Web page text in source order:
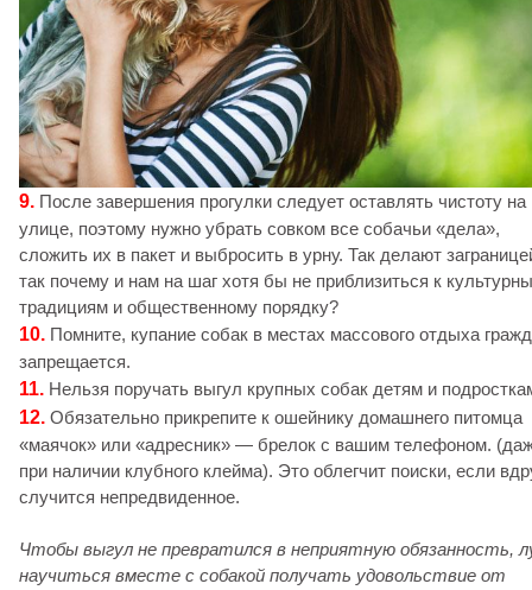
9. После завершения прогулки следует оставлять чистоту на
улице, поэтому нужно убрать совком все собачьи «дела»,
сложить их в пакет и выбросить в урну. Так делают
так почему и нам на шаг хотя бы не приблизиться к
традициям и общественному порядку?
10. Помните, купание собак в местах массового отдыха
запрещается.
11. Нельзя поручать выгул крупных собак детям и
12. Обязательно прикрепите к ошейнику домашнего питомца
«маячок» или «адресник» — брелок с вашим телефоном.
при наличии клубного клейма). Это облегчит поиски, если
случится непредвиденное.
Чтобы выгул не превратился в неприятную обязанность,
научиться вместе с собакой получать удовольствие от